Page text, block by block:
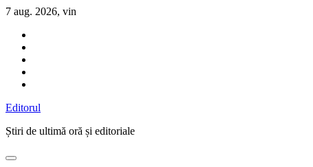
Sari
conținut
7 aug. 2026, vin
Editorul
Știri de ultimă oră și editoriale